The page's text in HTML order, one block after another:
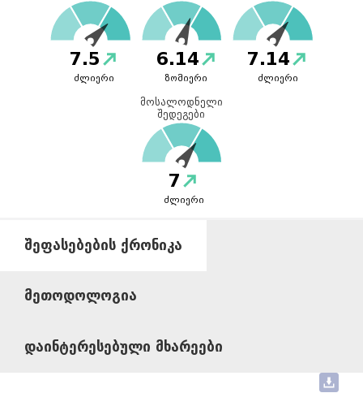
7.5
ძლიერი
6.14
ზომიერი
7.14
ძლიერი
მოსალოდნელი
შედეგები
7
ძლიერი
ᲨᲔᲤᲐᲡᲔᲑᲔᲑᲘᲡ ᲥᲠᲝᲜᲘᲙᲐ
ᲛᲔᲗᲝᲓᲝᲚᲝᲒᲘᲐ
ᲓᲐᲘᲜᲢᲔᲠᲔᲡᲔᲑᲣᲚᲘ ᲛᲮᲐᲠᲔᲔᲑᲘ